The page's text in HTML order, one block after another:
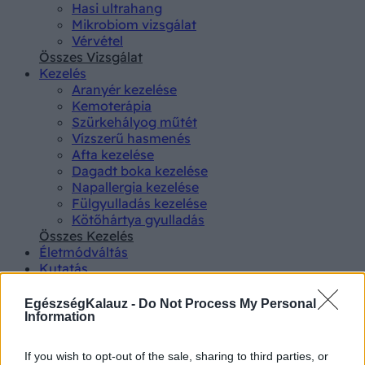
EgészségKalauz - Do Not Process My Personal
Information
If you wish to opt-out of the sale, sharing to third parties, or
Hasi ultrahang
Mikrobiom vizsgálat
Vérvétel
Összes Vizsgálat
Kezelés
Aranyér kezelése
Kemoterápia
Szürkehályog műtét
Vízszerű hasmenés
Afta kezelése
Dagadt boka kezelése
Napallergia kezelése
Fülgyulladás kezelése
Kötőhártya gyulladás
Összes Kezelés
Életmódváltás
Kutatás